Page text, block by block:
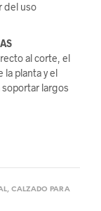
del uso
al corte, el
planta y el
largos
, CALZADO PARA